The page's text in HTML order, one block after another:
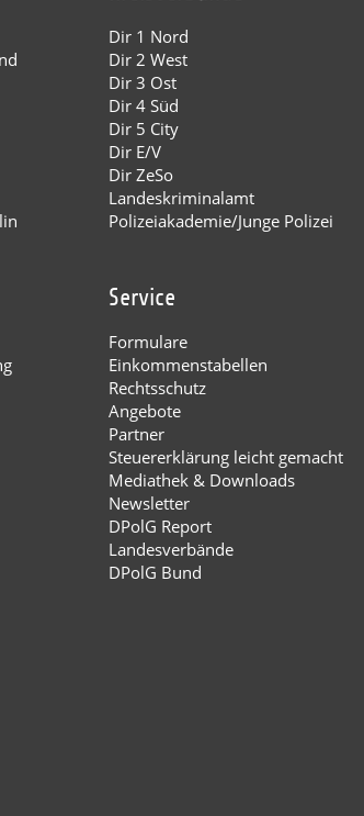
Dir 1 Nord
Dir 2 West
Dir 3 Ost
Dir 4 Süd
Dir 5 City
Dir E/V
Dir ZeSo
Landeskriminalamt
Polizeiakademie/Junge Polizei
Service
Formulare
Einkommenstabellen
Rechtsschutz
Angebote
Partner
Steuererklärung leicht gemacht
Mediathek & Downloads
Newsletter
DPolG Report
Landesverbände
DPolG Bund